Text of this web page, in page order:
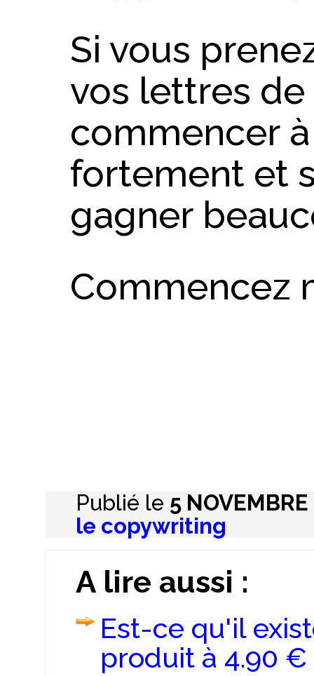
Si vous
vos lettres
commencer
fortement et
gagner
Commencez
Publié le 5
le copywriting
A lire aussi :
Est-ce qu'il
produit à 4.90 €